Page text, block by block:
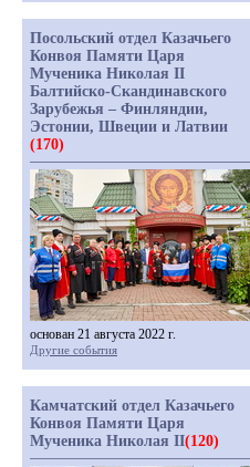
Посольский отдел Казачьего
Конвоя Памяти Царя
Мученика Николая II
Балтийско-Скандинавского
Зарубежья – Финляндии,
Эстонии, Швеции и Латвии
(170)
основан 21 августа 2022 г.
Другие события
Камчатский отдел Казачьего
Конвоя Памяти Царя
Мученика Николая II(120)